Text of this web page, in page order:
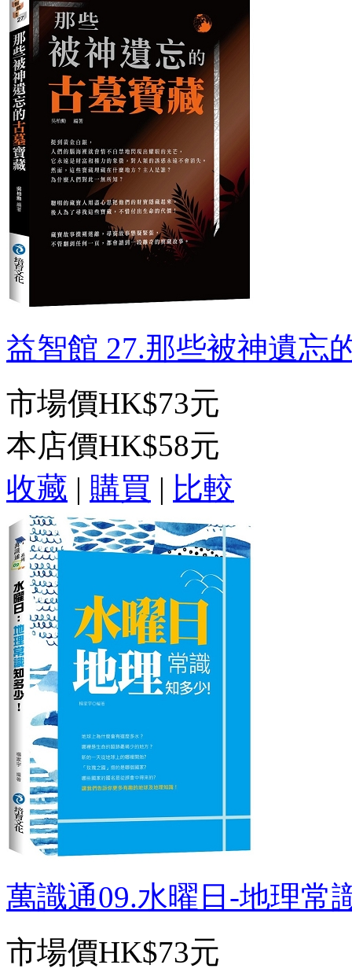
益智館 27.那些被神遺忘
市場價HK$73元
本店價HK$58元
收藏 | 購買 | 比較
萬識通09.水曜日-地理常
市場價HK$73元